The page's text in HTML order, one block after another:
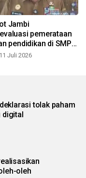
Jambi
pemerataan
pendidikan di SMP
Juli 2026
tolak paham
digital
oleh